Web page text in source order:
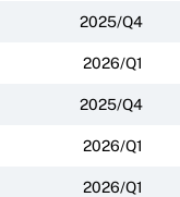
2025/Q4
2026/Q1
2025/Q4
2026/Q1
2026/Q1